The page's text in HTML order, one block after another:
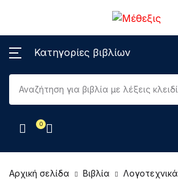
Κατηγορίες βιβλίων
0
Αρχική σελίδα Βιβλία Λογοτεχνικά